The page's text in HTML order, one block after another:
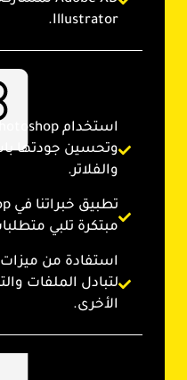
Illustrator.
وتحسين جودتها
والفلاتر.
مبتكرة تلبي
لتبادل الملفات
الأخرى.